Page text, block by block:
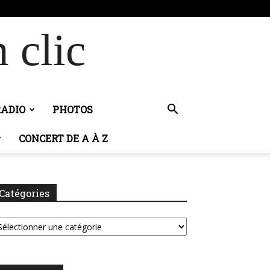
clic
PHOTOS
CONCERT DE A À Z
Catégories